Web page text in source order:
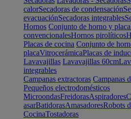
calorSecadoras de condensación
evacuaciónSecadoras integrables
Hornos Conjunto de horno y placa
convencionalesHornos pirolíticos
Placas de cocina Conjunto de
placaVitrocerámicaPlacas de
Lavavajillas Lavavajillas 60cm
integrables
Campanas extractoras Campanas
Pequeños electrodomésticos
MicroondasFreidorasAspiradores
asarBatidorasAmasadoresRobots
CocinaTostadoras